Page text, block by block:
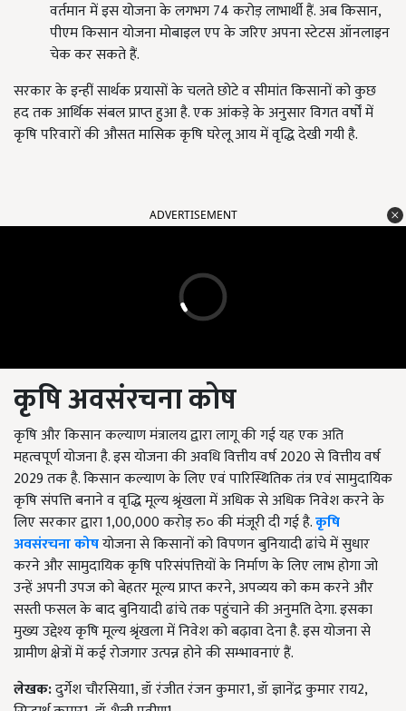
वर्तमान में इस योजना के लगभग 74 करोड़ लाभार्थी हैं. अब किसान,
पीएम किसान योजना मोबाइल एप के जरिए अपना स्टेटस ऑनलाइन
चेक कर सकते हैं.
सरकार के इन्हीं सार्थक प्रयासों के चलते छोटे व सीमांत किसानों को कुछ
हद तक आर्थिक संबल प्राप्त हुआ है. एक आंकड़े के अनुसार विगत वर्षों में
कृषि परिवारों की औसत मासिक कृषि घरेलू आय में वृद्धि देखी गयी है.
कृषि अवसंरचना कोष
कृषि और किसान कल्याण मंत्रालय द्वारा लागू की गई यह एक अति
महत्वपूर्ण योजना है. इस योजना की अवधि वित्तीय वर्ष 2020 से वित्तीय वर्ष
2029 तक है. किसान कल्याण के लिए एवं पारिस्थितिक तंत्र एवं सामुदायिक
कृषि संपत्ति बनाने व वृद्धि मूल्य श्रृंखला में अधिक से अधिक निवेश करने के
लिए सरकार द्वारा 1,00,000 करोड़ रु० की मंजूरी दी गई है.कृषि
अवसंरचना कोषयोजना से किसानों को विपणन बुनियादी ढांचे में सुधार
करने और सामुदायिक कृषि परिसंपत्तियों के निर्माण के लिए लाभ होगा जो
उन्हें अपनी उपज को बेहतर मूल्य प्राप्त करने, अपव्यय को कम करने और
सस्ती फसल के बाद बुनियादी ढांचे तक पहुंचाने की अनुमति देगा. इसका
मुख्य उद्देश्य कृषि मूल्य श्रृंखला में निवेश को बढ़ावा देना है. इस योजना से
ग्रामीण क्षेत्रों में कई रोजगार उत्पन्न होने की सम्भावनाएं हैं.
दुर्गेश चौरसिया1, डॉ रंजीत रंजन कुमार1, डॉ ज्ञानेंद्र कुमार राय2,
सिद्धार्थ कुमार1, डॉ शैली प्रवीण1